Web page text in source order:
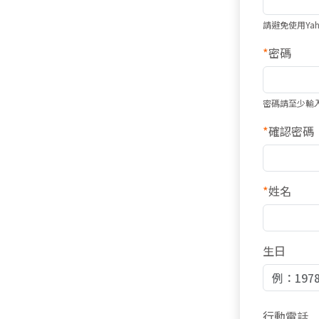
請避免使用
*密碼
密碼請至少輸
*確認密碼
*姓名
生日